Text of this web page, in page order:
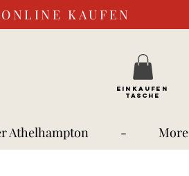
KAUFEN
EINKAUFEN
TASCHE
Athelhampton - More